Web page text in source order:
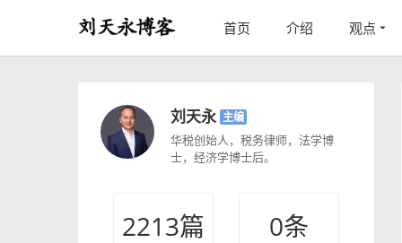
首页 介绍 观点
刘天永 主编
华税创始人，税务律师，法学博
士，经济学博士后。
2213篇 0条